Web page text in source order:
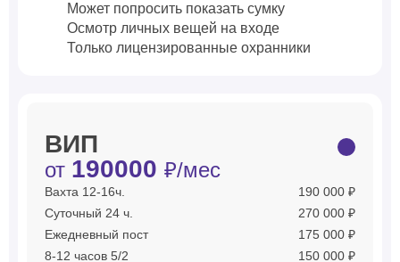
Может попросить показать сумку
Осмотр личных вещей на входе
Только лицензированные охранники
ВИП
от 190000 ₽/мес
Вахта 12-16ч.
190 000 ₽
Суточный 24 ч.
270 000 ₽
Ежедневный пост
175 000 ₽
8-12 часов 5/2
150 000 ₽